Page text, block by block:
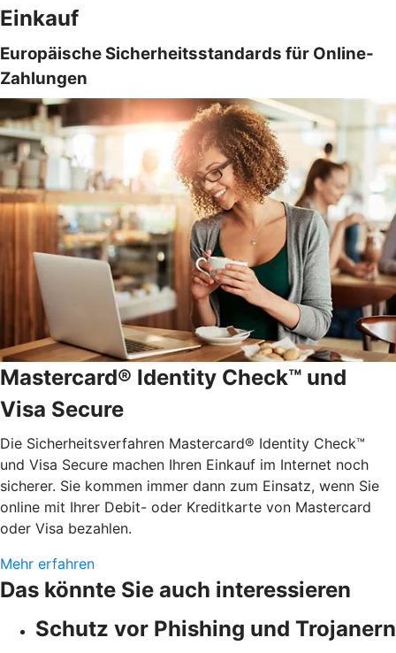
Einkauf
Europäische Sicherheitsstandards für Online-
Zahlungen
Mastercard® Identity Check™ und
Visa Secure
Die Sicherheitsverfahren Mastercard® Identity Check™
und Visa Secure machen Ihren Einkauf im Internet noch
sicherer. Sie kommen immer dann zum Einsatz, wenn Sie
online mit Ihrer Debit- oder Kreditkarte von Mastercard
oder Visa bezahlen.
Mehr erfahren
Das könnte Sie auch interessieren
Schutz vor Phishing und Trojanern